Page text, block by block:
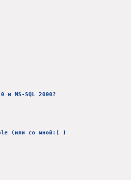
и MS-SQL 2000?
(или со мной:( )